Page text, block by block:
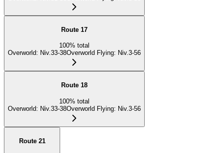
Route 17
100% total
Overworld: Niv.33-38Overworld Flying: Niv.3-56
Route 18
100% total
Overworld: Niv.33-38Overworld Flying: Niv.3-56
Route 21